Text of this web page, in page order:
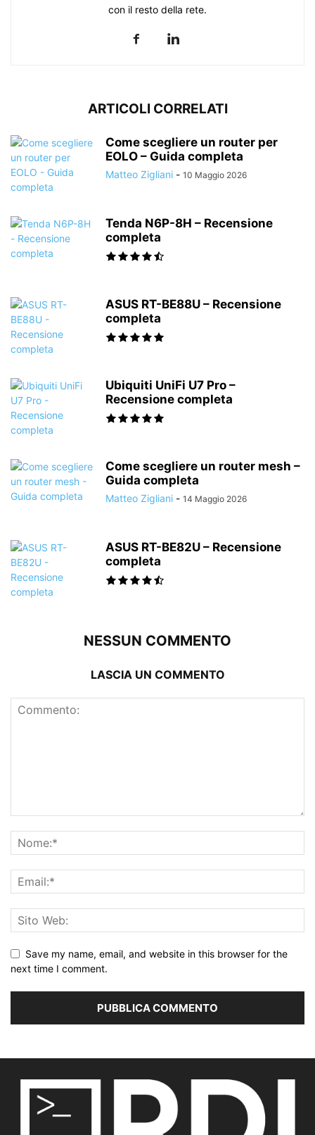
con il resto della rete.
ARTICOLI CORRELATI
Come scegliere un router per
EOLO – Guida completa
Matteo Zigliani - 10 Maggio 2026
Tenda N6P-8H – Recensione
completa
ASUS RT-BE88U – Recensione
completa
Ubiquiti UniFi U7 Pro –
Recensione completa
Come scegliere un router mesh –
Guida completa
Matteo Zigliani - 14 Maggio 2026
ASUS RT-BE82U – Recensione
completa
NESSUN COMMENTO
LASCIA UN COMMENTO
Save my name, email, and website in this browser for the
next time I comment.